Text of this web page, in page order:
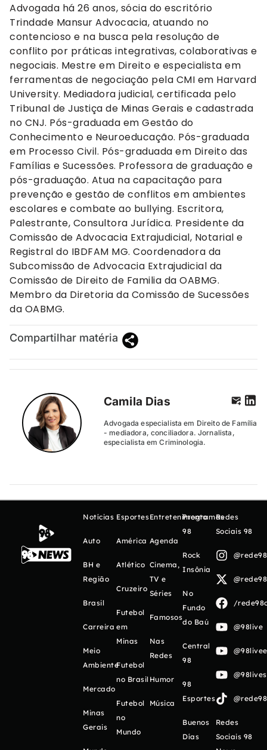
Advogada há 26 anos, sócia do escritório
Trindade Mansur Advocacia, atuando no
contencioso e na busca pela resolução de
conflito por práticas integrativas, colaborativas e
negociais. Mestre em Direito e especialista em
ferramentas de negociação pela CMI em Harvard
University. Mediadora judicial, certificada pelo
Tribunal de Justiça de Minas Gerais e cadastrada
no CNJ. Pós-graduada em Gestão do
Conhecimento e Neuroeducação. Pós-graduada
em Processo Civil. Pós-graduada em Direito das
Famílias e Sucessões. Professora de graduação e
pós-graduação. Atua na capacitação para
prevenção e gestão de conflitos em ambientes
escolares e combate ao bullying. Escritora,
Palestrante, Consultora Jurídica. Presidente da
Comissão de Advocacia Extrajudicial, Notarial e
Registral do IBDFAM MG. Coordenadora da
Subcomissão de Advocacia Extrajudicial da
Comissão de Direito de Familia da OABMG.
Membro da Diretoria da Comissão de Sucessões
da OABMG.
Compartilhar matéria
Camila Dias
Advogada especialista em Direito de Família
- mediadora, conciliadora. Jornalista,
especialista em Criminologia.
Notícias
Auto
BH e
Região
Brasil
Carreira
Meio
Ambiente
Mercado
Minas
Gerais
Esportes
América
Atlético
Cruzeiro
Futebol
em
Minas
Futebol
no Brasil
Futebol
no
Mundo
Entretenimento
Agenda
Cinema,
TV e
Séries
Famosos
Nas
Redes
Humor
Música
Programas
98
Rock
Insônia
No
Fundo
do Baú
Central
98
98
Esportes
Buenos
Días
Redes
Sociais 98
/
@98live
Redes
Sociais 98